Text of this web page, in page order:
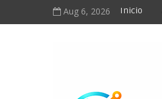
Aug 6, 2026 Inicio